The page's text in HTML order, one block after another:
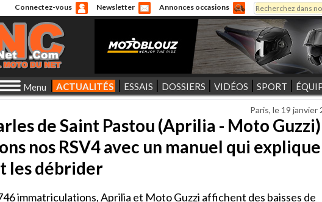
Connectez-vous Newsletter Annonces occasions
Formulaire
Rechercher
Menu ACTUALITÉS ESSAIS DOSSIERS VIDÉOS SPORT
Paris, le 19 janvier
de Saint Pastou (Aprilia - Moto Guzzi)
nos RSV4 avec un manuel qui explique
les débrider
immatriculations, Aprilia et Moto Guzzi affichent des baisses de